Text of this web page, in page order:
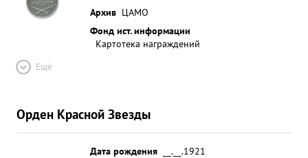
Архив ЦАМО
Фонд ист. информации
Картотека награждений
Ещё
Орден Красной Звезды
Дата рождения
__.__.1921